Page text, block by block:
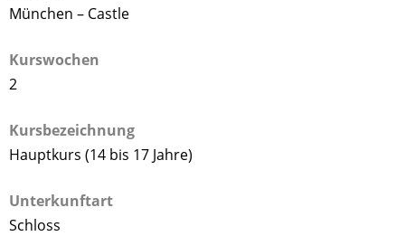
München – Castle
Kurswochen
2
Kursbezeichnung
Hauptkurs (14 bis 17 Jahre)
Unterkunftart
Schloss